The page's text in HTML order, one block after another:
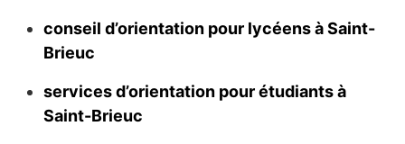
conseil d’orientation pour lycéens à Saint-
Brieuc
services d’orientation pour étudiants à
Saint-Brieuc